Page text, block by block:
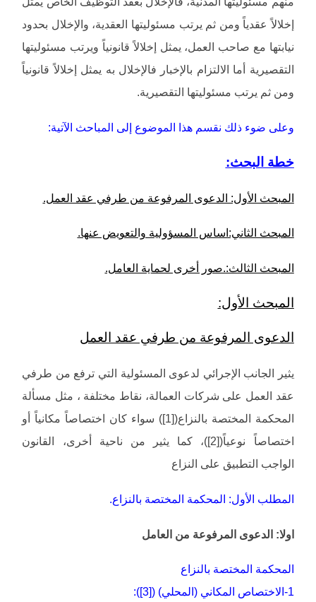
إخلالاً عقدياً ومن ثم يرتب مسئوليتها العقدية، والإخلال بحدود
نيابتها مع صاحب العمل، يمثل إخلالاً قانونياً ويرتب مسئوليتها
التقصيرية أما الالتزام بالإخبار فالإخلال به يمثل إخلالاً قانونياً
ومن ثم يرتب مسئوليتها التقصيرية.
وعلى ضوء ذلك نقسم هذا الموضوع إلى المباحث الآتية:
خطة البحث:
المبحث الأول: الدعوى المرفوعة من طرفي عقد العمل.
المبحث الثاني:اساس المسؤولية والتعويض عنها.
المبحث الثالث:.صور أخرى لحماية العامل.
المبحث الأول:
الدعوى المرفوعة من طرفي عقد العمل
يثير الجانب الإجرائي لدعوى المسئولية التي ترفع من طرفي
عقد العمل على شركات العمالة، نقاط مختلفة ، مثل مسألة
المحكمة المختصة بالنزاع([1]) سواء كان اختصاصاً مكانياً أو
اختصاصاً نوعياً([2])، كما يثير من ناحية أخرى، القانون
الواجب التطبيق على النزاع
المطلب الأول: المحكمة المختصة بالنزاع.
اولا: الدعوى المرفوعة من العامل
المحكمة المختصة بالنزاع
1-الاختصاص المكاني (المحلي) ([3]):